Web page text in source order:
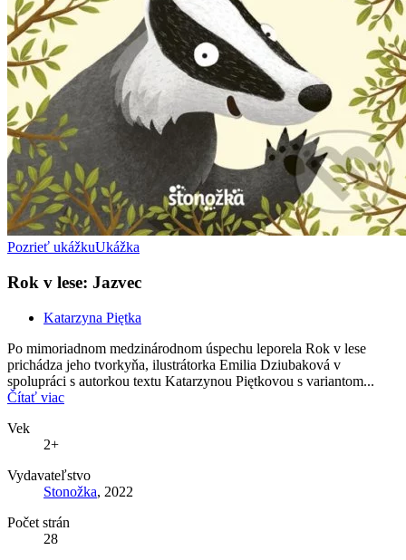
Pozrieť ukážkuUkážka
Rok v lese: Jazvec
Katarzyna Piętka
Po mimoriadnom medzinárodnom úspechu leporela Rok v lese
prichádza jeho tvorkyňa, ilustrátorka Emilia Dziubaková v
spolupráci s autorkou textu Katarzynou Piętkovou s variantom...
Čítať viac
Vek
2+
Vydavateľstvo
Stonožka, 2022
Počet strán
28